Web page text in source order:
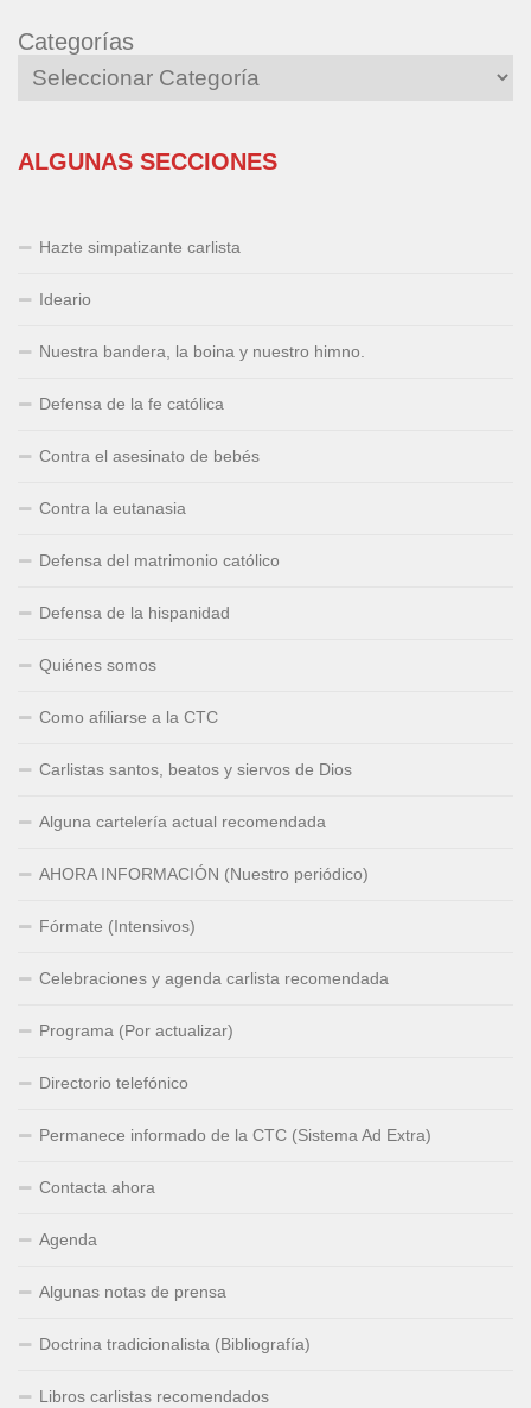
Categorías
ALGUNAS SECCIONES
Hazte simpatizante carlista
Ideario
Nuestra bandera, la boina y nuestro himno.
Defensa de la fe católica
Contra el asesinato de bebés
Contra la eutanasia
Defensa del matrimonio católico
Defensa de la hispanidad
Quiénes somos
Como afiliarse a la CTC
Carlistas santos, beatos y siervos de Dios
Alguna cartelería actual recomendada
AHORA INFORMACIÓN (Nuestro periódico)
Fórmate (Intensivos)
Celebraciones y agenda carlista recomendada
Programa (Por actualizar)
Directorio telefónico
Permanece informado de la CTC (Sistema Ad Extra)
Contacta ahora
Agenda
Algunas notas de prensa
Doctrina tradicionalista (Bibliografía)
Libros carlistas recomendados